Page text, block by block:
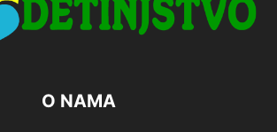
O NAMA